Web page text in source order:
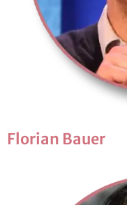
Flo­ri­an Bauer